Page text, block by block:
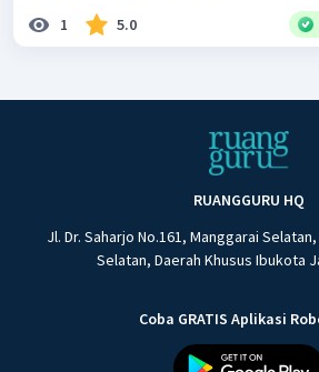
1 5.0
RUANGGURU HQ
Jl. Dr. Saharjo No.161, Manggarai
Selatan, Daerah Khusus Ibukota
Coba GRATIS Aplikasi